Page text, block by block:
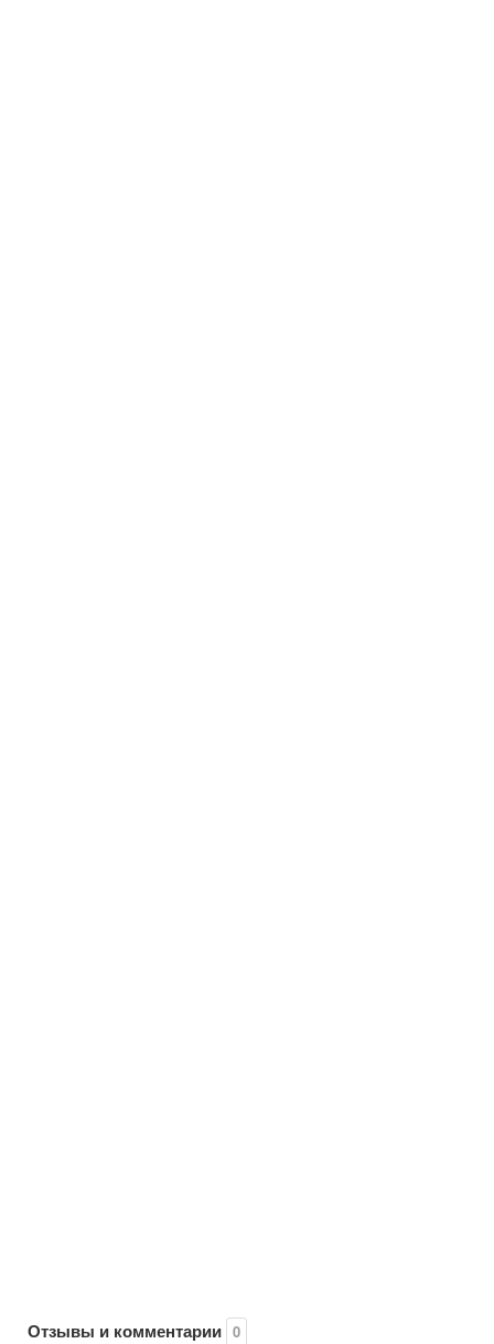
Отзывы и комментарии 0